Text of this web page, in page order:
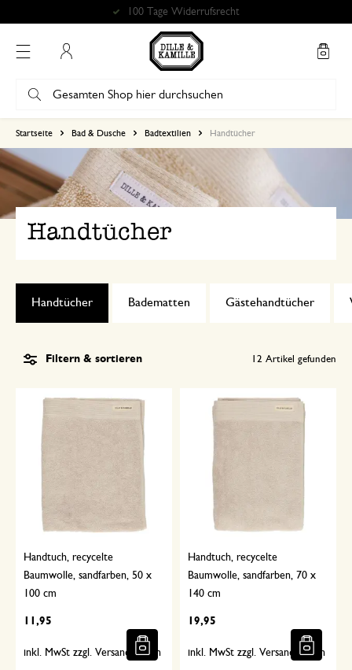
Kostenlose Abholung in unseren Geschäften*
Startseite Bad & Dusche Badtextilien Handtücher
Handtücher
Handtücher Badematten Gästehandtücher
Filtern & sortieren 12 Artikel gefunden
Handtuch, recycelte
Baumwolle, sandfarben, 50 x
100 cm
11,95
inkl. MwSt zzgl. Versandkosten
Handtuch, recycelte
Baumwolle, sandfarben, 70 x
140 cm
19,95
inkl. MwSt zzgl. Versandkosten